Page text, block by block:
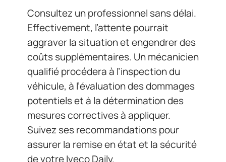
Consultez un professionnel sans délai.
Effectivement, l’attente pourrait
aggraver la situation et engendrer des
coûts supplémentaires. Un mécanicien
qualifié procédera à l’inspection du
véhicule, à l’évaluation des dommages
potentiels et à la détermination des
mesures correctives à appliquer.
Suivez ses recommandations pour
assurer la remise en état et la sécurité
de votre Iveco Daily.